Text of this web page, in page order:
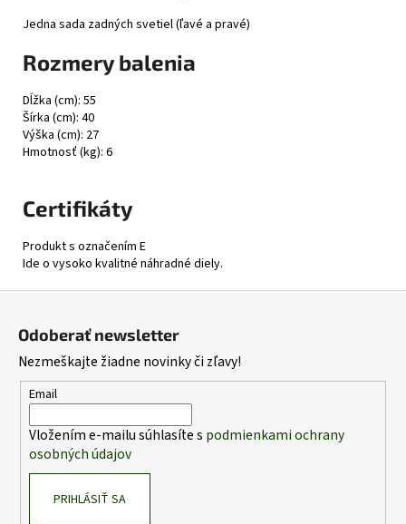
Jedna sada zadných svetiel (ľavé a pravé)
Rozmery balenia
Dĺžka (cm): 55
Šírka (cm): 40
Výška (cm): 27
Hmotnosť (kg): 6
Certifikáty
Produkt s označením E
Ide o vysoko kvalitné náhradné diely.
Odoberať newsletter
Nezmeškajte žiadne novinky či zľavy!
Email
Vložením e-mailu súhlasíte s podmienkami ochrany
osobných údajov
PRIHLÁSIŤ SA